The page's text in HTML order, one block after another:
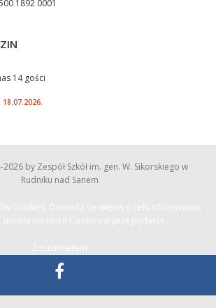
1892 0001
14 gości
18.07.2026.
-2026 by Zespół Szkół im. gen. W. Sikorskiego w
Rudniku nad Sanem
Axon Group |